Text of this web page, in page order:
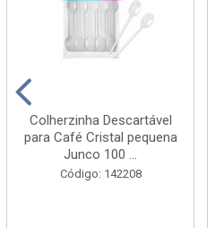
Colherzinha Descartável
para Café Cristal pequena
Junco 100 ...
Código: 142208